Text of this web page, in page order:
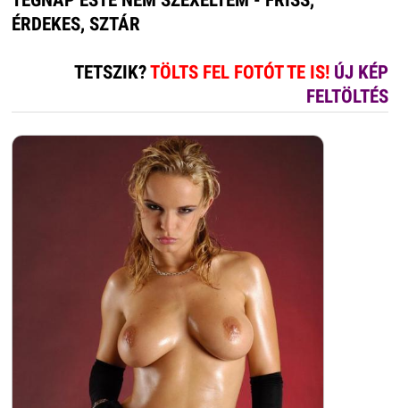
ÉRDEKES, SZTÁR
TETSZIK?TÖLTS FEL FOTÓT TE IS! ÚJ KÉP
FELTÖLTÉS